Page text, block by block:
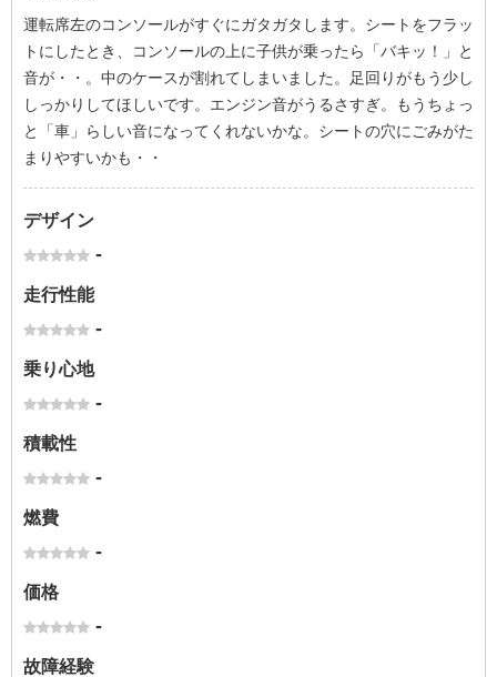
運転席左のコンソールがすぐにガタガタします。シートをフラッ
トにしたとき、コンソールの上に子供が乗ったら「バキッ！」と
音が・・。中のケースが割れてしまいました。足回りがもう少し
しっかりしてほしいです。エンジン音がうるさすぎ。もうちょっ
と「車」らしい音になってくれないかな。シートの穴にごみがた
まりやすいかも・・
デザイン
-
走行性能
-
乗り心地
-
積載性
-
燃費
-
価格
-
故障経験